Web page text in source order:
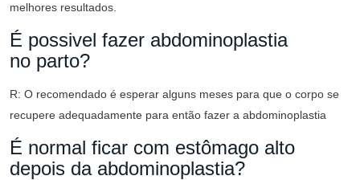
melhores resultados.
É possivel fazer abdominoplastia
no parto?
R: O recomendado é esperar alguns meses para que o corpo se
recupere adequadamente para então fazer a abdominoplastia
É normal ficar com estômago alto
depois da abdominoplastia?